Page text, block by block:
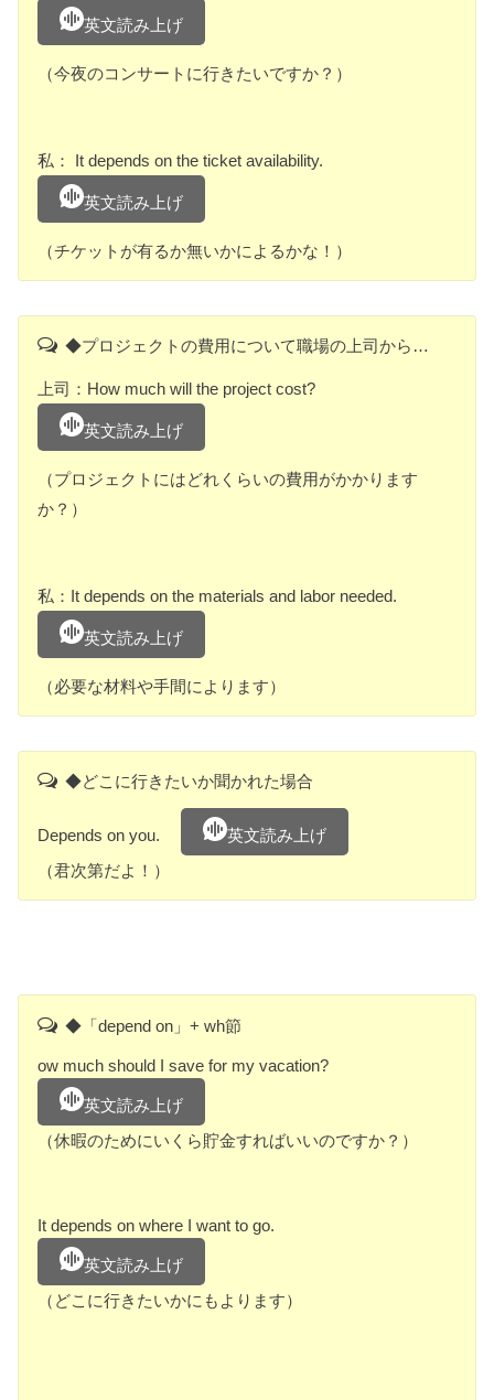
英文読み上げ
（今夜のコンサートに行きたいですか？）
私： It depends on the ticket availability.
英文読み上げ
（チケットが有るか無いかによるかな！）
◆プロジェクトの費用について職場の上司から…
上司：How much will the project cost?
英文読み上げ
（プロジェクトにはどれくらいの費用がかかります
か？）
私：It depends on the materials and labor needed.
英文読み上げ
（必要な材料や手間によります）
◆どこに行きたいか聞かれた場合
Depends on you. 英文読み上げ
（君次第だよ！）
◆「depend on」+ wh節
ow much should I save for my vacation?
英文読み上げ
（休暇のためにいくら貯金すればいいのですか？）
It depends on where I want to go.
英文読み上げ
（どこに行きたいかにもよります）